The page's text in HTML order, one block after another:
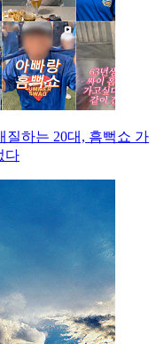
질하는 20대, 흠뻑쇼 가
다